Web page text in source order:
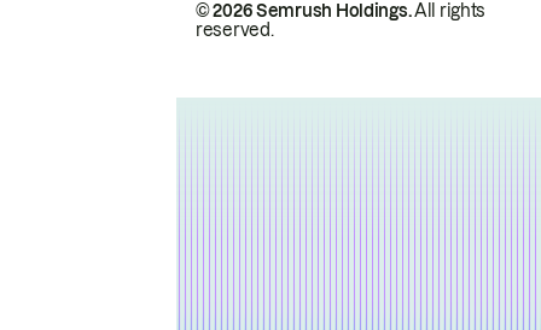
© 2026 Semrush Holdings.All rights
reserved.